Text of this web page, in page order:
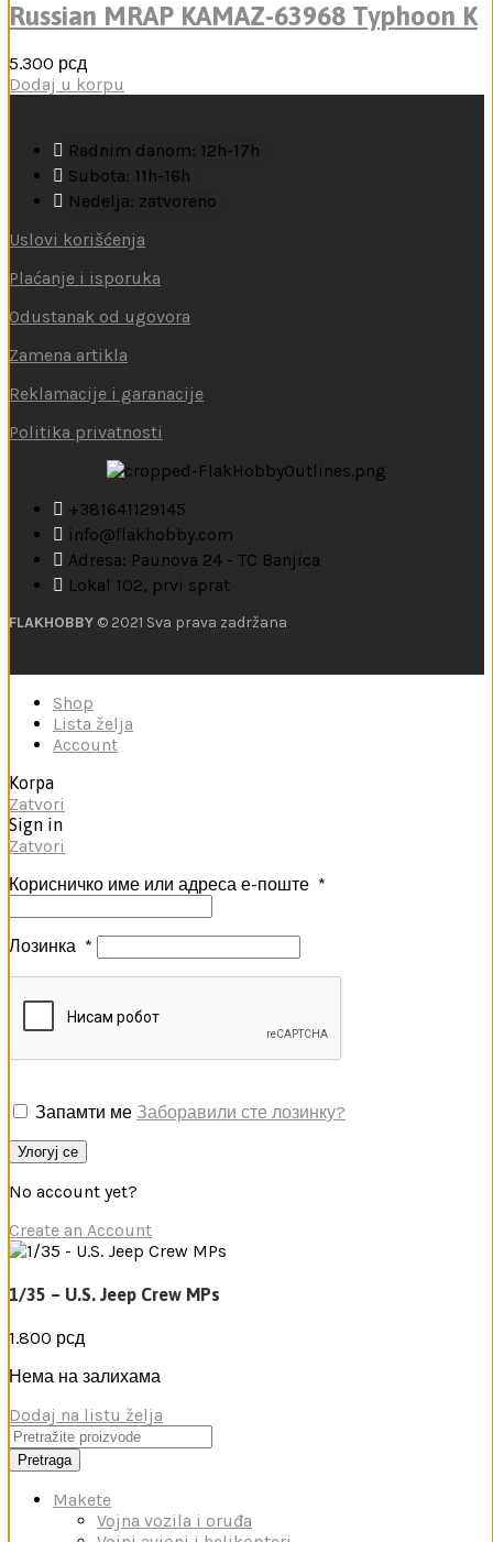
Russian MRAP KAMAZ-63968 Typhoon K
5.300 рсд
Dodaj u korpu
Radnim danom: 12h-17h
Subota: 11h-16h
Nedelja: zatvoreno
Uslovi korišćenja
Plaćanje i isporuka
Odustanak od ugovora
Zamena artikla
Reklamacije i garanacije
Politika privatnosti
+381641129145
info@flakhobby.com
Adresa: Paunova 24 - TC Banjica
Lokal 102, prvi sprat
FLAKHOBBY © 2021 Sva prava zadržana
Shop
Lista želja
Account
Korpa
Zatvori
Sign in
Zatvori
Корисничко име или адреса е-поште *
Лозинка *
Запамти ме Заборавили сте лозинку?
Улогуј се
No account yet?
Create an Account
1/35 – U.S. Jeep Crew MPs
1.800 рсд
Нема на залихама
Dodaj na listu želja
Pretraga
Makete
Vojna vozila i oruđa